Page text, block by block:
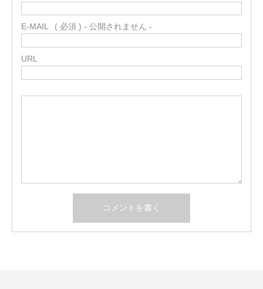
E-MAIL ( 必須 ) - 公開されません -
URL